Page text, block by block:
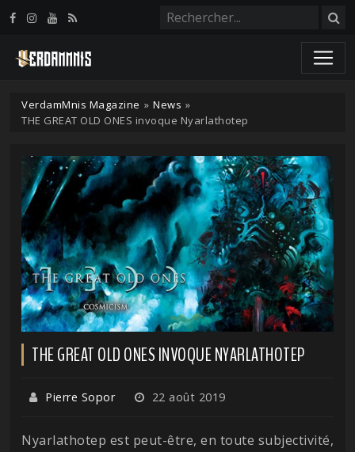
VerdamMnis Magazine » News »
THE GREAT OLD ONES invoque Nyarlathotep
THE GREAT OLD ONES INVOQUE NYARLATHOTEP
Pierre Sopor 22 août 2019
Nyarlathotep est peut-être, en toute subjectivité,
Panneau de gestion des cookies